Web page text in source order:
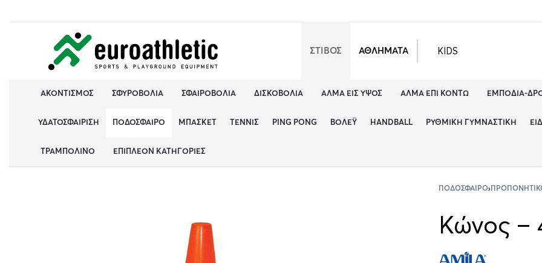
ΣΤΙΒΟΣ ΑΘΛΗΜΑΤΑ KIDS
ΑΚΟΝΤΙΣΜΌΣ ΣΦΥΡΟΒΟΛΊΑ ΣΦΑΙΡΟΒΟΛΊΑ ΔΙΣΚΟΒΟΛΊΑ ΆΛΜΑ ΕΙΣ ΎΨΟΣ ΆΛΜΑ ΕΠΊ ΚΟΝΤΏ ΕΜΠΌΔΙΑ-
ΥΔΑΤΟΣΦΑΊΡΙΣΗ ΠΟΔΌΣΦΑΙΡΟ ΜΠΆΣΚΕΤ ΤΈΝΝΙΣ PING PONG ΒΌΛΕΫ HANDBALL ΡΥΘΜΙΚΉ ΓΥΜΝΑΣΤΙΚΉ
ΤΡΑΜΠΟΛΊΝΟ ΕΠΙΠΛΈΟΝ ΚΑΤΗΓΟΡΊΕΣ
ΠΟΔΌΣΦΑΙΡΟ›
Κώνος –